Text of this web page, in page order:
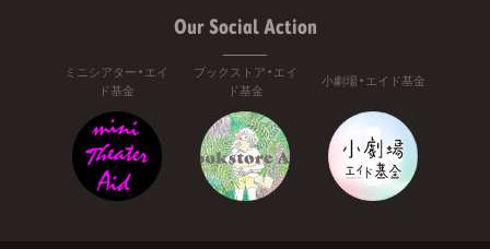
Our Social Action
ミニシアター・エイ
ド基金
ブックストア・エイ
ド基金
小劇場・エイド基金